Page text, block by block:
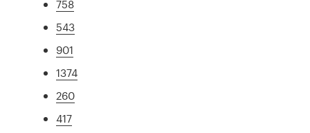
758
543
901
1374
260
417